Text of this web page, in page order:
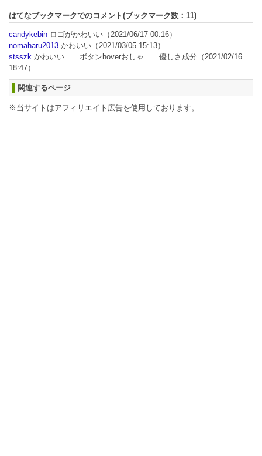
はてなブックマークでのコメント(ブックマーク数： 11)
candykebin ロゴがかわいい （2021/06/17 00:16）
nomaharu2013 かわいい （2021/03/05 15:13）
stsszk かわいい ボタンhoverおしゃ 優しさ成分 （2021/02/16
18:47）
関連するページ
※当サイトはアフィリエイト広告を使用しております。